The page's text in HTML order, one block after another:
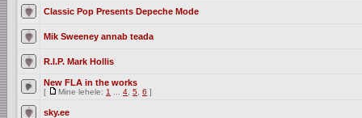
Classic Pop Presents Depeche Mode
Mik Sweeney annab teada
R.I.P. Mark Hollis
New FLA in the works
[ Mine lehele: 1 4 5 6 ]
sky.ee